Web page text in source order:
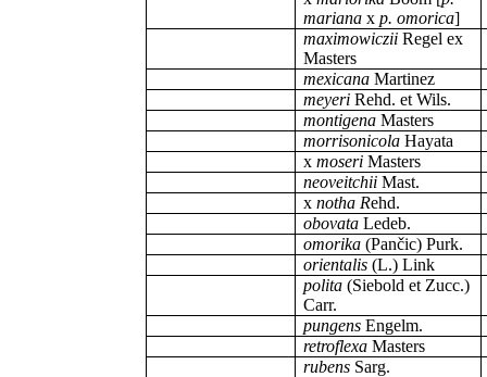
mariana x p. omorica]
maximowicziiRegel ex
Masters
mexicanaMartinez
meyeri Rehd. et Wils.
montigenaMasters
morrisonicolaHayata
x moseriMasters
neoveitchii Mast.
x notha Rehd.
obovataLedeb.
omorika(Pančic) Purk.
orientalis(L.) Link
polita(Siebold et Zucc.)
Carr.
pungensEngelm.
retroflexaMasters
rubensSarg.